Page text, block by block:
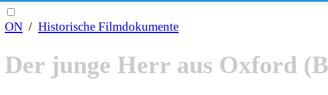
ON / Historische Filmdokumente
Der junge Herr aus Oxford